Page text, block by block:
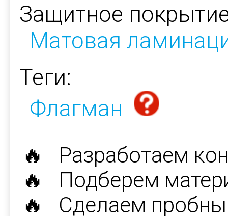
Защитное
Матовая
Теги:
Флагман
🔥 Разработаем
🔥 Подберем
🔥 Сделаем